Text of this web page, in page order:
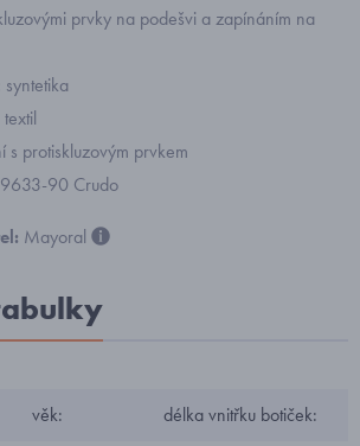
prvky na podešvi a zapínáním na
s protiskluzovým prvkem
90 Crudo
Mayoral
věk: délka vnitřku botiček: